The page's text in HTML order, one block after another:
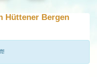
Hüttener Bergen